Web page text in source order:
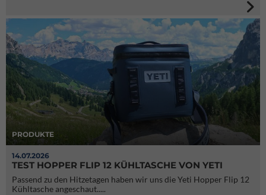
PRODUKTE
14.07.2026
TEST HOPPER FLIP 12 KÜHLTASCHE VON YETI
Passend zu den Hitzetagen haben wir uns die Yeti Hopper Flip 12
Kühltasche angeschaut.....